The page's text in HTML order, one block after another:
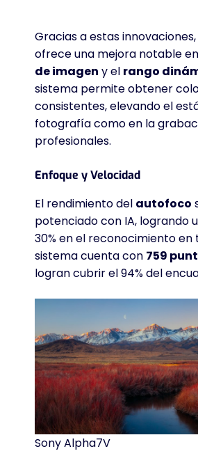
Gracias a estas
ofrece una mejora notable
de imagen y el rango
sistema permite obtener
consistentes, elevando el
fotografía como en la
profesionales.
Enfoque y Velocidad
El rendimiento del autofoco
potenciado con IA, logrando
30% en el reconocimiento
sistema cuenta con 759
logran cubrir el 94% del
Sony Alpha7V